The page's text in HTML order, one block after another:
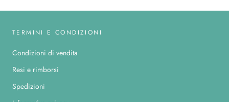
TERMINI E CONDIZIONI
Condizioni di vendita
Resi e rimborsi
Spedizioni